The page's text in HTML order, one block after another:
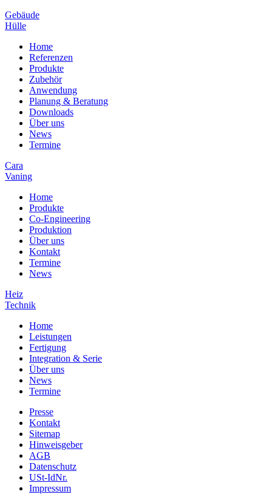
Gebäude
Hülle
Home
Referenzen
Produkte
Zubehör
Anwendung
Planung & Beratung
Downloads
Über uns
News
Termine
Cara
Vaning
Home
Produkte
Co-Engineering
Produktion
Über uns
Kontakt
Termine
News
Heiz
Technik
Home
Leistungen
Fertigung
Integration & Serie
Über uns
News
Termine
Presse
Kontakt
Sitemap
Hinweisgeber
AGB
Datenschutz
USt-IdNr.
Impressum